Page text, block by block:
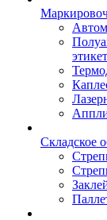
Складское